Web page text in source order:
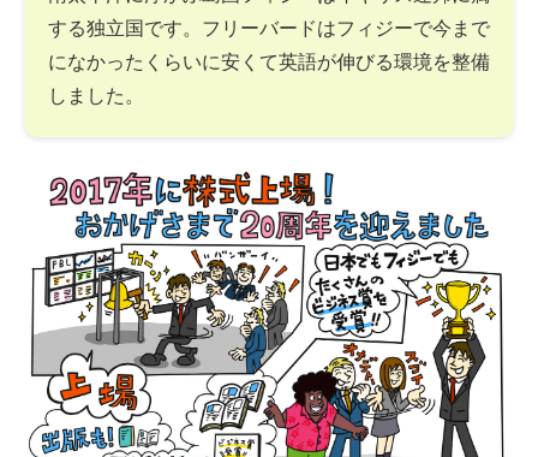
する独立国です。フリーバードはフィジーで今まで
になかったくらいに安くて英語が伸びる環境を整備
しました。